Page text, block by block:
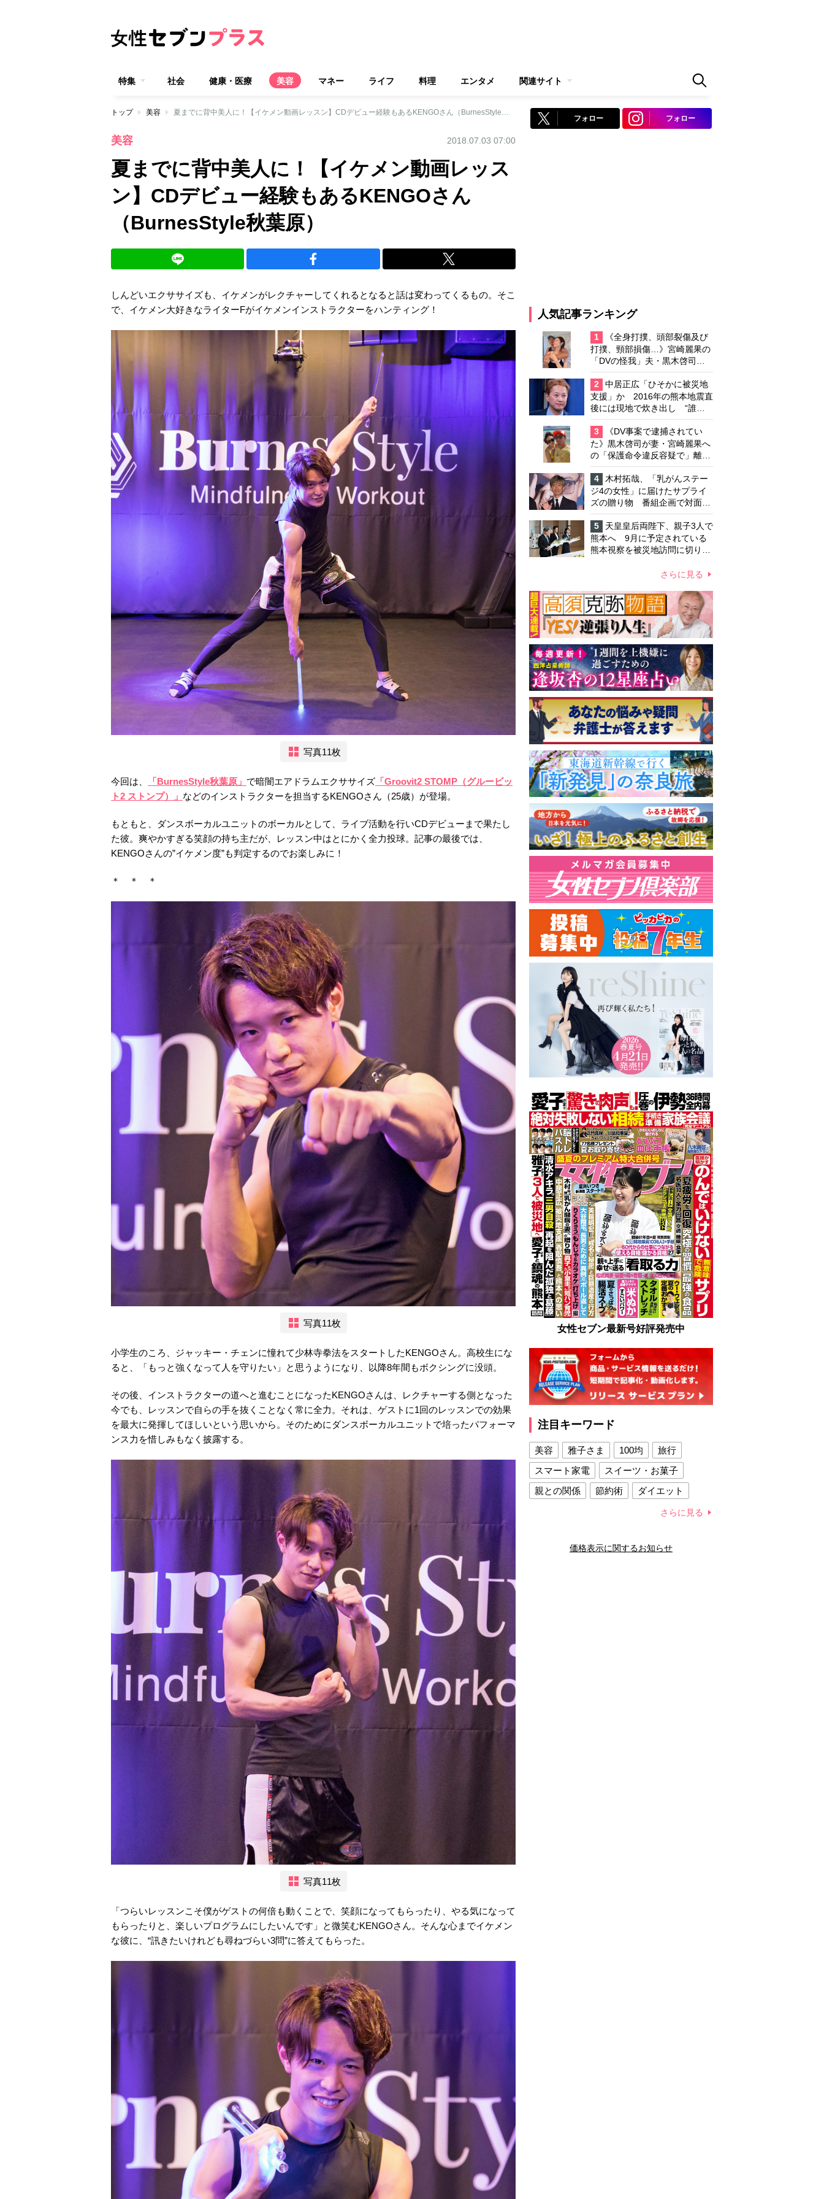
特集 社会 健康・医療 美容 マネー ライフ 料理 エンタメ 関連サイト
トップ 美容 夏までに背中美人に！【イケメン動画レッスン】CDデビュー経験もあるKENGOさん（BurnesStyle秋葉原）
美容 2018.07.03 07:00
夏までに背中美人に！【イケメン動画レッス
ン】CDデビュー経験もあるKENGOさん
（BurnesStyle秋葉原）
しんどいエクササイズも、イケメンがレクチャーしてくれるとなると話は変わってくるもの。そこ
で、イケメン大好きなライターFがイケメンインストラクターをハンティング！
写真11枚
今回は、 「BurnesStyle秋葉原」 で暗闇エアドラムエクササイズ 「Groovit2 STOMP（グルービッ
ト2 ストンプ）」 などのインストラクターを担当するKENGOさん（25歳）が登場。
もともと、ダンスボーカルユニットのボーカルとして、ライブ活動を行いCDデビューまで果たし
た彼。爽やかすぎる笑顔の持ち主だが、レッスン中はとにかく全力投球。記事の最後では、
KENGOさんの”イケメン度”も判定するのでお楽しみに！
＊ ＊ ＊
写真11枚
小学生のころ、ジャッキー・チェンに憧れて少林寺拳法をスタートしたKENGOさん。高校生にな
ると、「もっと強くなって人を守りたい」と思うようになり、以降8年間もボクシングに没頭。
その後、インストラクターの道へと進むことになったKENGOさんは、レクチャーする側となった
今でも、レッスンで自らの手を抜くことなく常に全力。それは、ゲストに1回のレッスンでの効果
を最大に発揮してほしいという思いから。そのためにダンスボーカルユニットで培ったパフォーマ
ンス力を惜しみもなく披露する。
写真11枚
「つらいレッスンこそ僕がゲストの何倍も動くことで、笑顔になってもらったり、やる気になって
もらったりと、楽しいプログラムにしたいんです」と微笑むKENGOさん。そんな心までイケメン
な彼に、“訊きたいけれども尋ねづらい3問”に答えてもらった。
フォロー フォロー
人気記事ランキング
1
《全身打撲、頭部裂傷及び
打撲、頸部損傷…》宮崎麗果の
「DVの怪我」夫・黒木啓司の
逮捕で始まる「夫婦の闘争」
2
中居正広「ひそかに被災地
支援」か 2016年の熊本地震直
後には現地で炊き出し “誰に
も知られなくて良い”と、むし
ろ強まる福祉活動への思い
3
《DV事案で逮捕されてい
た》黒木啓司が妻・宮崎麗果へ
の「保護命令違反容疑で」離婚
協議は「第二ステージ」へ
4
木村拓哉、「乳がんステー
ジ4の女性」に届けたサプライ
ズの贈り物 番組企画で対面し
たファンが、夢と希望を与える
心遣いに「うれしくて号泣しま
した」
5
天皇皇后両陛下、親子3人で
熊本へ 9月に予定されている
熊本視察を被災地訪問に切り替
夫妻から受け継ぐ“国民への寄
さらに見る
女性セブン最新号好評発売中
注目キーワード
美容 雅子さま 100均
旅行
スマート家電
スイーツ・お菓子
親との関係
節約術
ダイエット
夫との関係
新津春子 どか食い
さらに見る
価格表示に関するお知らせ